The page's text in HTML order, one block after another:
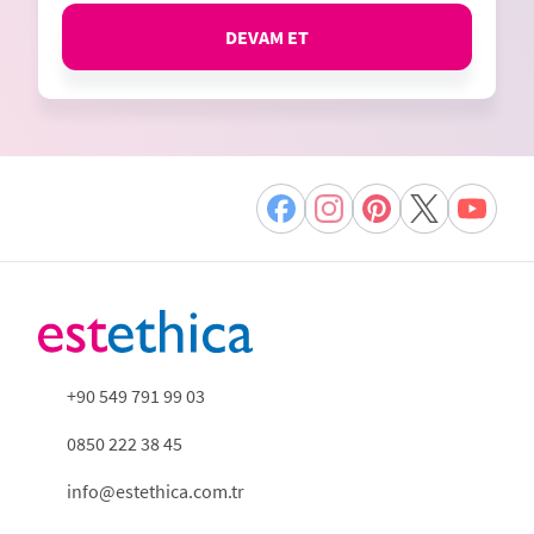
DEVAM ET
+90 549 791 99 03
0850 222 38 45
info@estethica.com.tr